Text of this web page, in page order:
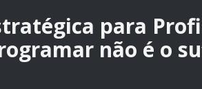
para
não é o